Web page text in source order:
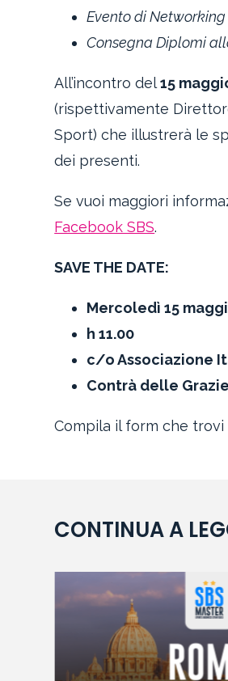
Evento di
Consegna Diplomi
All’incontro del15
(rispettivamente
Sport) che illustrerà le
dei presenti.
Se vuoi maggiori
Facebook SBS.
SAVE THE DATE:
Mercoledì 15
h 11.00
c/o Associazione
Contrà delle
Compila il form che
CONTINUA A